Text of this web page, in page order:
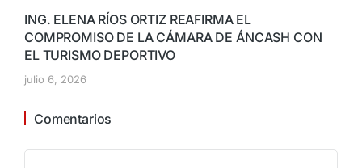
ING. ELENA RÍOS ORTIZ REAFIRMA EL
COMPROMISO DE LA CÁMARA DE ÁNCASH CON
EL TURISMO DEPORTIVO
julio 6, 2026
Comentarios